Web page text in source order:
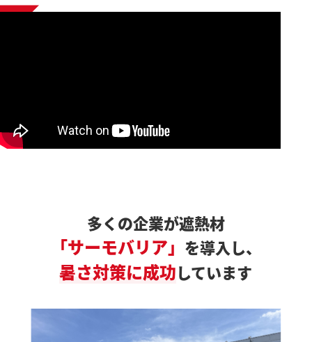
多くの企業が遮熱材
「サーモバリア」 を導入し、
暑さ対策に成功しています